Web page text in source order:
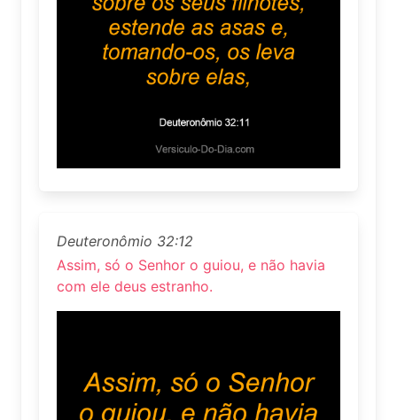
Deuteronômio 32:12
Assim, só o Senhor o guiou, e não havia
com ele deus estranho.